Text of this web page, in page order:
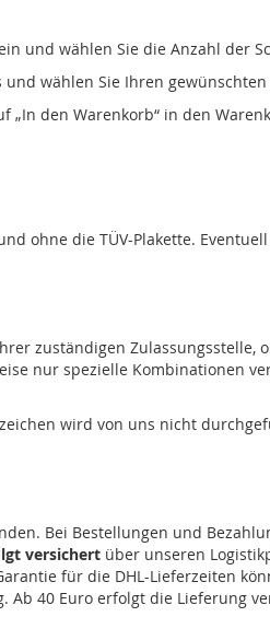
und wählen Sie die Anzahl der
und wählen Sie Ihren
„In den Warenkorb“ in den
ohne die TÜV-Plakette.
zuständigen
nur spezielle Kombinationen
wird von uns nicht
Bei Bestellungen und
versichert über unseren
für die DHL-Lieferzeiten
Ab 40 Euro erfolgt die Lieferung